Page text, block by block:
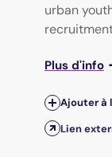
urban
Plus d'info
Ajouter à
Lien